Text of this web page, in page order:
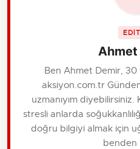
Ahmet
Ben Ahmet Demir, 30
aksiyon.com.tr
uzmanıyım diyebilirsiniz.
stresli anlarda
doğru bilgiyi almak için
benden